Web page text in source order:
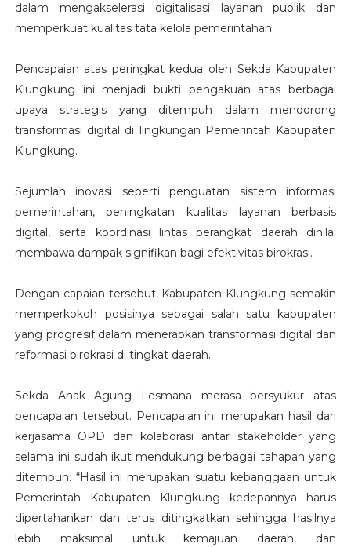
dalam mengakselerasi digitalisasi layanan publik dan
memperkuat kualitas tata kelola pemerintahan.
Pencapaian atas peringkat kedua oleh Sekda Kabupaten
Klungkung ini menjadi bukti pengakuan atas berbagai
upaya strategis yang ditempuh dalam mendorong
transformasi digital di lingkungan Pemerintah Kabupaten
Klungkung.
Sejumlah inovasi seperti penguatan sistem informasi
pemerintahan, peningkatan kualitas layanan berbasis
digital, serta koordinasi lintas perangkat daerah dinilai
membawa dampak signifikan bagi efektivitas birokrasi.
Dengan capaian tersebut, Kabupaten Klungkung semakin
memperkokoh posisinya sebagai salah satu kabupaten
yang progresif dalam menerapkan transformasi digital dan
reformasi birokrasi di tingkat daerah.
Sekda Anak Agung Lesmana merasa bersyukur atas
pencapaian tersebut. Pencapaian ini merupakan hasil dari
kerjasama OPD dan kolaborasi antar stakeholder yang
selama ini sudah ikut mendukung berbagai tahapan yang
ditempuh. “Hasil ini merupakan suatu kebanggaan untuk
Pemerintah Kabupaten Klungkung kedepannya harus
dipertahankan dan terus ditingkatkan sehingga hasilnya
lebih maksimal untuk kemajuan daerah, dan